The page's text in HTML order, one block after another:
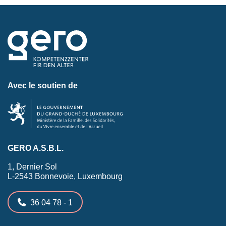
Avec le soutien de
GERO A.S.B.L.
1, Dernier Sol
L-2543 Bonnevoie, Luxembourg
36 04 78 - 1